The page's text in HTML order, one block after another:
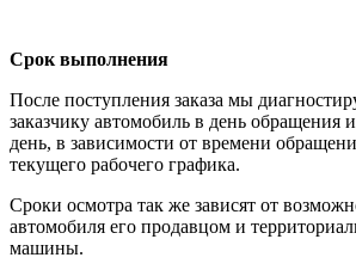
Срок выполнения
После поступления заказа мы
заказчику автомобиль в день обращения
день, в зависимости от времени
текущего рабочего графика.
Сроки осмотра так же зависят от
автомобиля его продавцом и
машины.